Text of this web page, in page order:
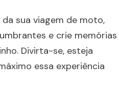
sua viagem de moto,
e crie memórias
Divirta-se, esteja
essa experiência